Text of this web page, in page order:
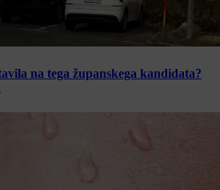
na tega županskega kandidata?